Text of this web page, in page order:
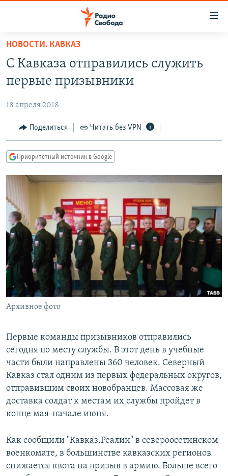
упрощенного
доступа
основному
Вернутся
главной
навигации
Вернутся
поиску
АВТОРСКИЕ ПРОЕКТЫ
ЦИТАТЫ СВОБОДЫ
МНЕНИЯ
IDEL.РЕАЛИИ
КАВКАЗ.РЕАЛИИ
СЕВЕР.РЕАЛИИ
СИБИРЬ.РЕАЛИИ
РАСПИСАНИЕ ВЕЩАНИЯ
ПОДПИШИТЕСЬ НА РАССЫЛКУ
СОЦИАЛЬНЫЕ СЕТИ
Все сайты РСЕ/РС
НОВОСТИ. КАВКАЗ
С Кавказа отправились служить
первые призывники
18 апреля 2018
Поделиться Читать без VPN
Приоритетный источник в Google
Архивное фото
Первые команды призывников отправились
сегодня по месту службы. В этот день в учебные
части были направлены 360 человек. Северный
Кавказ стал одним из первых федеральных округов,
отправившим своих новобранцев. Массовая же
доставка солдат к местам их службы пройдет в
конце мая-начале июня.
Как сообщили "Кавказ.Реалии" в североосетинском
военкомате, в большинстве кавказских регионов
снижается квота на призыв в армию. Больше всего